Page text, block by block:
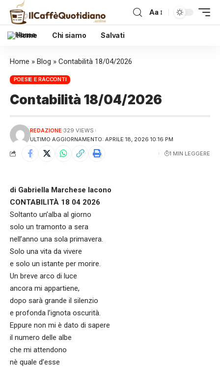
Aa
Home Chi siamo Salvati
Home » Blog » Contabilità 18/04/2026
POESIE E RACCONTI
Contabilità 18/04/2026
ULTIMO AGGIORNAMENTO: APRILE 18, 2026 10:16 PM
REDAZIONE 329 VIEWS
1 MIN LEGGERE
di Gabriella Marchese Iacono
CONTABILITÀ 18 04 2026
Soltanto un’alba al giorno
solo un tramonto a sera
nell’anno una sola primavera.
Solo una vita da vivere
e solo un istante per morire.
Un breve arco di luce
ancora mi appartiene,
dopo sarà grande il silenzio
e profonda l’ignota oscurità.
Eppure non mi è dato di sapere
il numero delle albe
che mi attendono
nè quale d’esse